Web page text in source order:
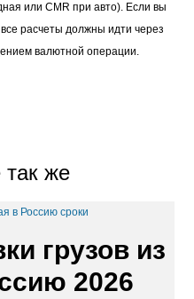
или CMR при авто). Если вы
расчеты должны идти через
валютной операции.
так же
грузов из
2026